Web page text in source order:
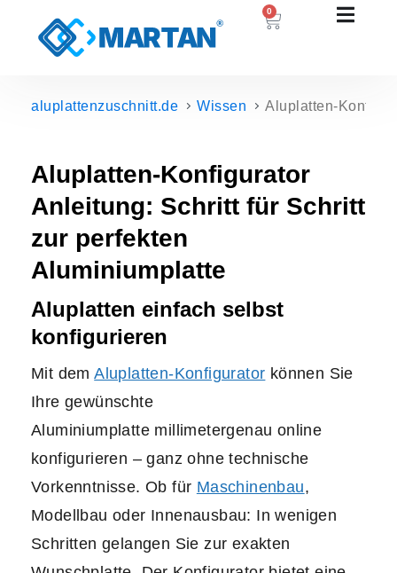
0
aluplattenzuschnitt.de Wissen Aluplatten-
Aluplatten-Konfigurator
Anleitung: Schritt für Schritt
zur perfekten
Aluminiumplatte
Aluplatten einfach selbst
konfigurieren
Mit demAluplatten-Konfigurator können Sie
Ihre gewünschte
Aluminiumplatte millimetergenau online
konfigurieren – ganz ohne technische
Vorkenntnisse. Ob für Maschinenbau,
Modellbau oder Innenausbau: In wenigen
Schritten gelangen Sie zur exakten